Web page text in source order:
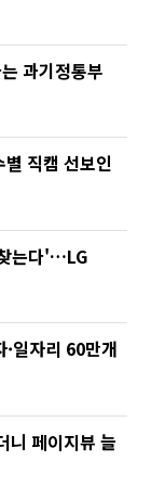
과기정통부
직캠 선보인
는다'…LG
일자리 60만개
니 페이지뷰 늘